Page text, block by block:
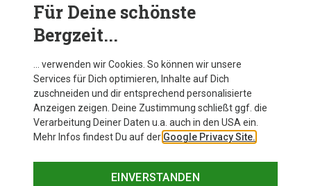
BEKLEIDUNG
Für Deine schönste
Bergzeit...
… verwenden wir Cookies. So können wir unsere
Services für Dich optimieren, Inhalte auf Dich
zuschneiden und dir entsprechend personalisierte
Anzeigen zeigen. Deine Zustimmung schließt ggf. die
Verarbeitung Deiner Daten u.a. auch in den USA ein.
Mehr Infos findest Du auf der Google Privacy Site.
EINVERSTANDEN